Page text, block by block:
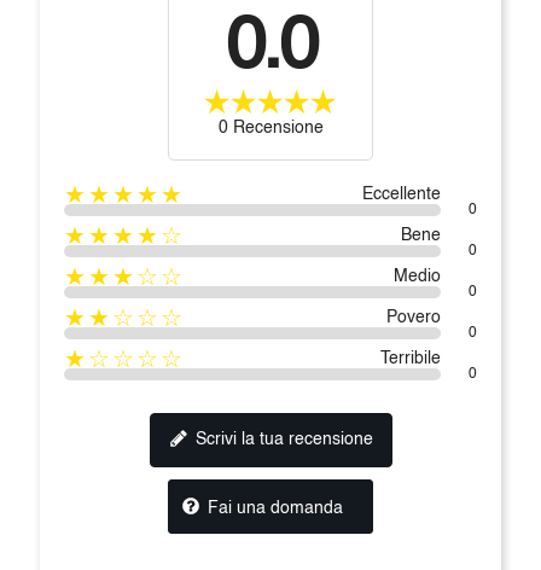
0.0
0 Recensione
★★★★★ Eccellente
0
★★★★☆ Bene
0
★★★☆☆ Medio
0
★★☆☆☆ Povero
0
★☆☆☆☆ Terribile
0
Scrivi la tua recensione
Fai una domanda